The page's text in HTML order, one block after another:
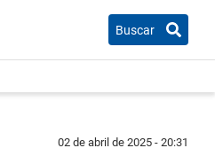
Buscar
02 de abril de 2025 - 20:31